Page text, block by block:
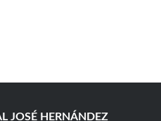
JOSÉ HERNÁNDEZ